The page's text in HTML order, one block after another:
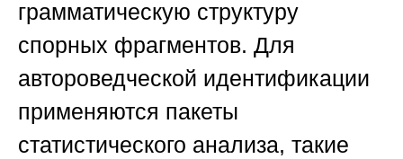
грамматическую структуру
спорных фрагментов. Для
автороведческой идентификации
применяются пакеты
статистического анализа, такие